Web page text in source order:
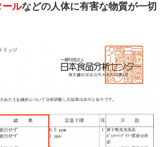
ールなどの人体に有害な物質が一切